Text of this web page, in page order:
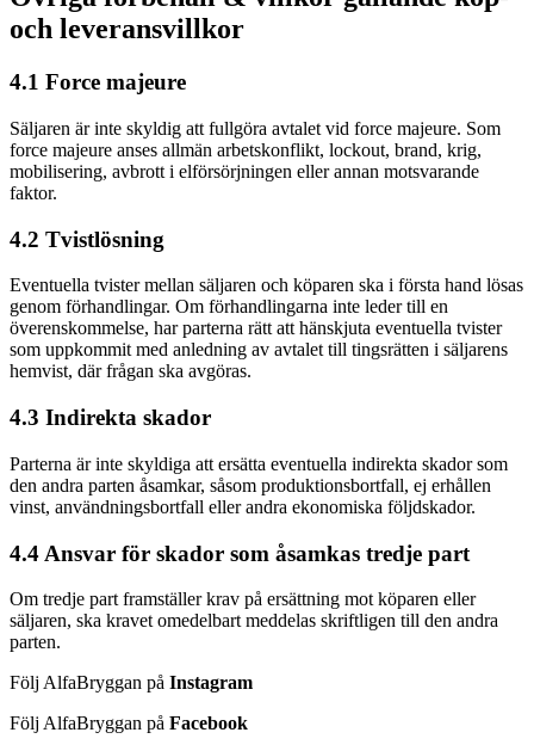
och leveransvillkor
4.1 Force majeure
Säljaren är inte skyldig att fullgöra avtalet vid force majeure. Som
force majeure anses allmän arbetskonflikt, lockout, brand, krig,
mobilisering, avbrott i elförsörjningen eller annan motsvarande
faktor.
4.2 Tvistlösning
Eventuella tvister mellan säljaren och köparen ska i första hand lösas
genom förhandlingar. Om förhandlingarna inte leder till en
överenskommelse, har parterna rätt att hänskjuta eventuella tvister
som uppkommit med anledning av avtalet till tingsrätten i säljarens
hemvist, där frågan ska avgöras.
4.3 Indirekta skador
Parterna är inte skyldiga att ersätta eventuella indirekta skador som
den andra parten åsamkar, såsom produktionsbortfall, ej erhållen
vinst, användningsbortfall eller andra ekonomiska följdskador.
4.4 Ansvar för skador som åsamkas tredje part
Om tredje part framställer krav på ersättning mot köparen eller
säljaren, ska kravet omedelbart meddelas skriftligen till den andra
parten.
Följ AlfaBryggan på Instagram
Följ AlfaBryggan på Facebook